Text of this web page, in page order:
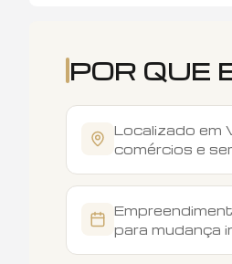
POR QUE
Localizado em
comércios e
para mudança